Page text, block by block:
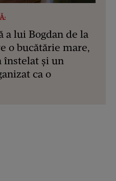
a lui Bogdan de la
o bucătărie mare,
înstelat și un
ca o